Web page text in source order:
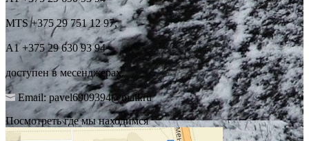
MTS +375 29 751 12 97,
А1 +375 29 630 93 94
доступен в месенджерах.
Email: pavel6909394@mail.ru
Посмотреть где мы находимся